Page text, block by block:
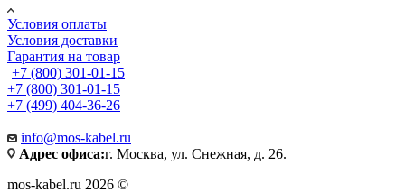
Условия оплаты
Условия доставки
Гарантия на товар
+7 (800) 301-01-15
+7 (800) 301-01-15
+7 (499) 404-36-26
info@mos-kabel.ru
Адрес офиса:г. Москва, ул. Снежная, д. 26.
mos-kabel.ru 2026 ©